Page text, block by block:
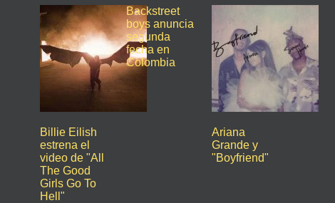
Billie Eilish
estrena el
video de "All
The Good
Girls Go To
Hell"
Backstreet
boys anuncia
segunda
fecha en
Colombia
Ariana
Grande y
"Boyfriend"